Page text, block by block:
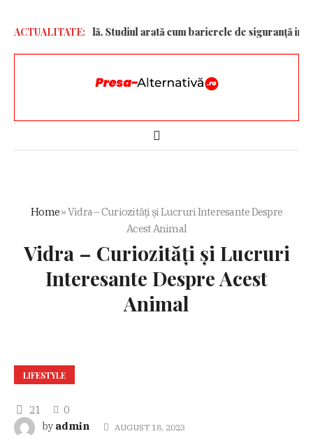
ACTUALITATE:
Artificială. Studiul arată cum barierele de siguranță
Home»Vidra – Curiozități și Lucruri Interesante Despre
Acest Animal
Vidra – Curiozități și Lucruri
Interesante Despre Acest
Animal
LIFESTYLE
21
0
by admin AUGUST 18, 2023